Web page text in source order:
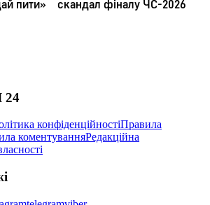
конфіденційностіПравила
коментуванняРедакційна